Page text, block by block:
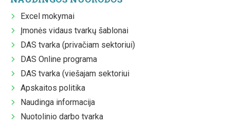
Excel mokymai
Įmonės vidaus tvarkų šablonai
DAS tvarka (privačiam sektoriui)
DAS Online programa
DAS tvarka (viešajam sektoriui
Apskaitos politika
Naudinga informacija
Nuotolinio darbo tvarka